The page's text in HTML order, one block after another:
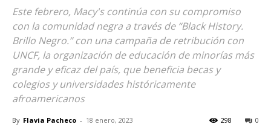
Este febrero, Macy's continúa con su compromiso
con la comunidad negra a través de “Black History.
Brillo Negro.” con una campaña de retribución con
UNCF, la organización de educación de minorías más
grande y eficaz del país, que beneficia becas y
colegios y universidades históricamente
afroamericanos
By Flavia Pacheco - 18 enero, 2023 0
298